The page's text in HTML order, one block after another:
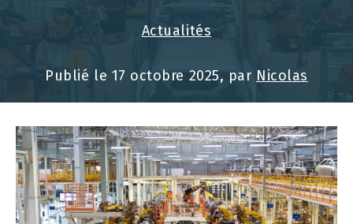
Actualités
Publié le 17 octobre 2025, par Nicolas